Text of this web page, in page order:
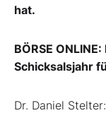
hat.
BÖRSE
Schicksalsjahr
Dr. Daniel